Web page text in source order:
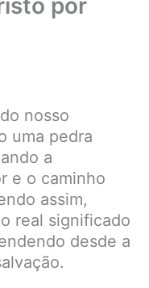
por
nosso
uma pedra
a
e o caminho
assim,
real significado
desde a